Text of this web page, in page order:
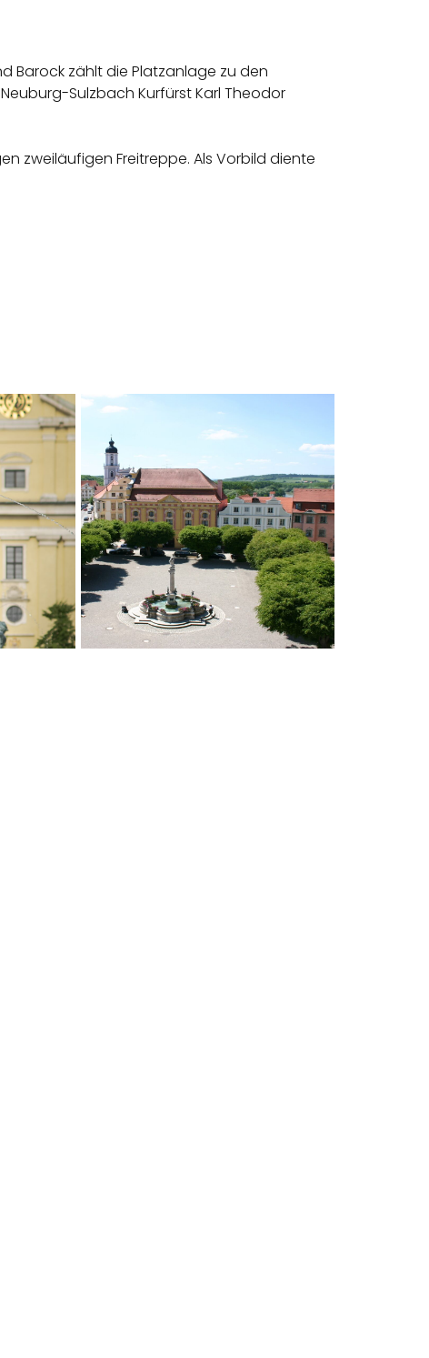
Barock zählt die Platzanlage zu den
Sulzbach Kurfürst Karl Theodor
zweiläufigen Freitreppe. Als Vorbild diente